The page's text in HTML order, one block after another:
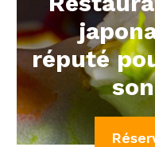
réputé